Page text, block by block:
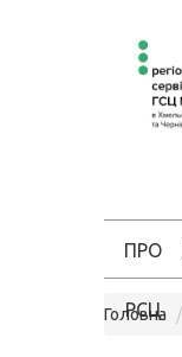
ПРО
РСЦ
Головна